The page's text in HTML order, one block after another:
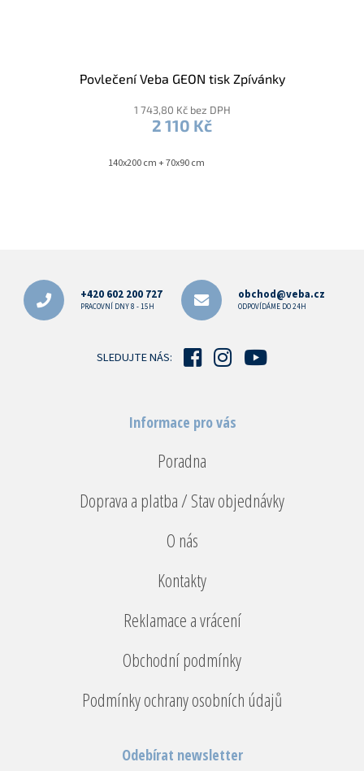
Povlečení Veba GEON tisk Zpívánky
1 743,80 Kč bez DPH
2 110 Kč
140x200 cm + 70x90 cm
+420 602 200 727
PRACOVNÍ DNY 8 - 15H
obchod@veba.cz
ODPOVÍDÁME DO 24H
SLEDUJTE NÁS:
Informace pro vás
Poradna
Doprava a platba / Stav objednávky
O nás
Kontakty
Reklamace a vrácení
Obchodní podmínky
Podmínky ochrany osobních údajů
Odebírat newsletter